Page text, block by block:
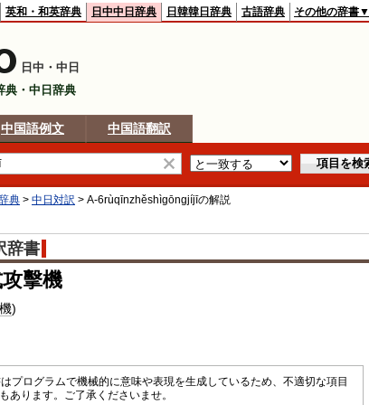
英和・和英辞典 日中中日辞典 日韓韓日辞典 古語辞典 その他の辞書▼
日中・中日
典・中日辞典
中国語例文 中国語翻訳
典 > 中日対訳 > A-6rùqīnzhěshìgōngjíjīの解説
辞書
擊機
)
プログラムで機械的に意味や表現を生成しているため、不適切な項目
あります。ご了承くださいませ。